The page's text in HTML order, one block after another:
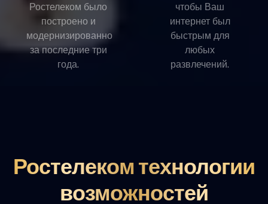
Ростелеком было
построено и
модернизированно
за последние три
года.
чтобы Ваш
интернет был
быстрым для
любых
развлечений.
Ростелеком технологии
возможностей